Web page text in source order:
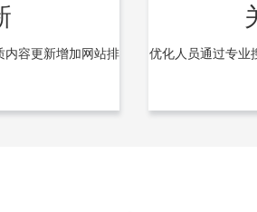
内容更新增加网站排
优化人员通过专业